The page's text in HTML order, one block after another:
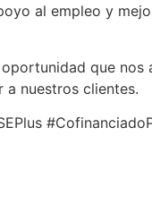
al empleo y
que nos
nuestros clientes.